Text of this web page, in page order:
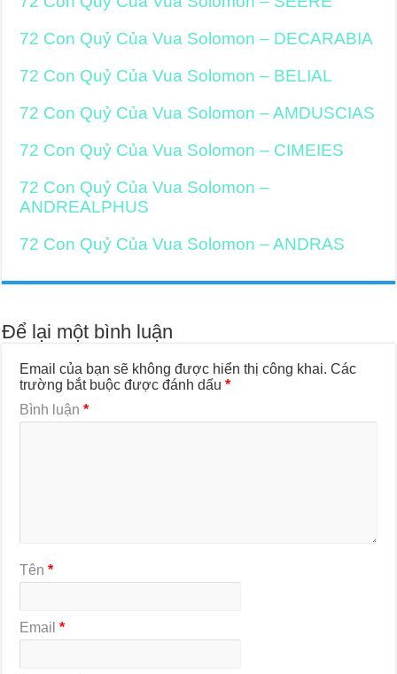
72 Con Quỷ Của Vua Solomon – DECARABIA
72 Con Quỷ Của Vua Solomon – BELIAL
72 Con Quỷ Của Vua Solomon – AMDUSCIAS
72 Con Quỷ Của Vua Solomon – CIMEIES
72 Con Quỷ Của Vua Solomon –
ANDREALPHUS
72 Con Quỷ Của Vua Solomon – ANDRAS
Để lại một bình luận
Email của bạn sẽ không được hiển thị công khai. Các
trường bắt buộc được đánh dấu*
Bình luận*
Tên*
Email*